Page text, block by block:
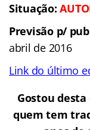
Situação:
Previsão p/
abril de 2016
Link do último
Gostou
quem tem